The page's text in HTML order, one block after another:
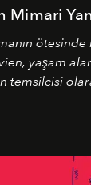
Mimari
ötesinde
yaşam
temsilcisi